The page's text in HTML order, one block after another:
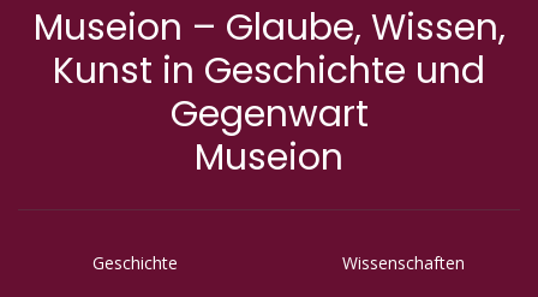
in früheren Z...
Museion – Glaube, Wissen,
Kunst in Geschichte und
Gegenwart
Museion
Geschichte Wissenschaften